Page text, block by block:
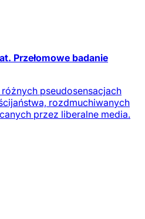
Przełomowe badanie
pseudosensacjach
rozdmuchiwanych
przez liberalne media.